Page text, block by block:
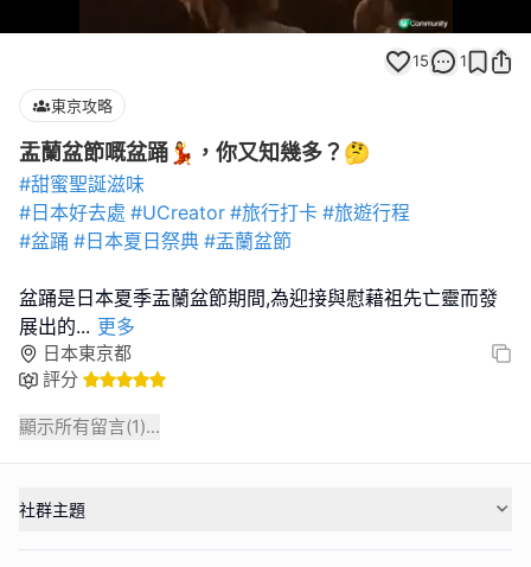
Loaded
98.63%
15 1
東京攻略
盂蘭盆節嘅盆踊💃，你又知幾多？🤔
#甜蜜聖誕滋味
#日本好去處 #UCreator #旅行打卡 #旅遊行程
#盆踊 #日本夏日祭典 #盂蘭盆節
盆踊是日本夏季盂蘭盆節期間,為迎接與慰藉祖先亡靈而發
展出的... 更多
日本東京都
評分
顯示所有留言(1)...
社群主題